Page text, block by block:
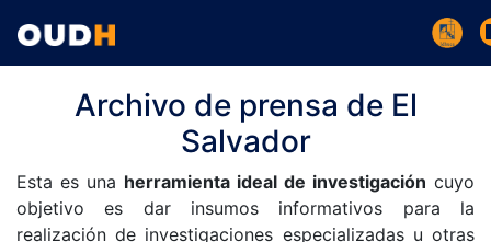
Archivo de prensa de El
Salvador
Esta es una herramienta ideal de investigación cuyo
objetivo es dar insumos informativos para la
realización de investigaciones especializadas u otras